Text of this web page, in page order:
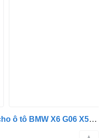
Thanh giằng 6870710 dành cho ô tô BMW X6 G06 X5 G05